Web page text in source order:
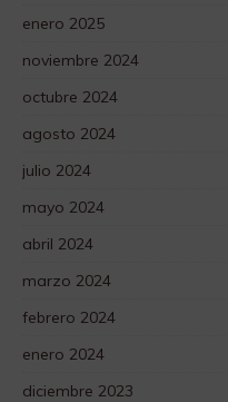
enero 2025
noviembre 2024
octubre 2024
agosto 2024
julio 2024
mayo 2024
abril 2024
marzo 2024
febrero 2024
enero 2024
diciembre 2023